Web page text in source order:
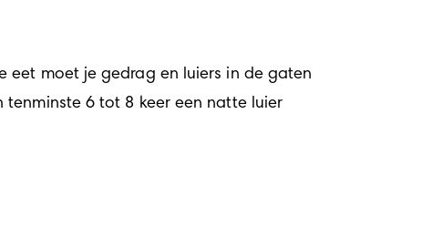
eet moet je gedrag en luiers in de gaten
6 tot 8 keer een natte luier